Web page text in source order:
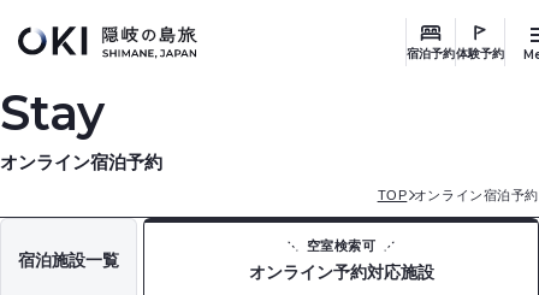
宿泊予約体験予約
Stay
オンライン宿泊予約
TOP オンライン宿泊予約
宿泊施設一覧
空室検索可
オンライン予約対応施設